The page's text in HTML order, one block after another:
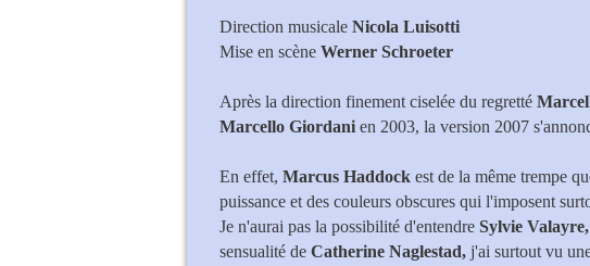
Direction musicale Nicola Luisotti
Mise en scène Werner Schroeter
Après la direction finement ciselée du regretté
Marcello Giordani en 2003, la version 2007
En effet, Marcus Haddock est de la même trempe
puissance et des couleurs obscures qui l'imposent
Je n'aurai pas la possibilité d'entendre Sylvie Valayre,
sensualité de Catherine Naglestad, j'ai surtout vu